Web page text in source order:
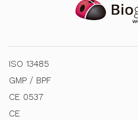
ISO 13485
GMP / BPF
CE 0537
CE